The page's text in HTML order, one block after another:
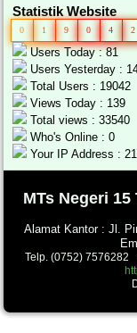
Statistik Website
0 1 9 0 4 2
Users Today : 81
Users Yesterday :
Total Users : 19042
Views Today : 139
Total views : 33540
Who's Online : 0
Your IP Address :
MTs Negeri
Alamat Kantor : Jl.
Telp. (0752)